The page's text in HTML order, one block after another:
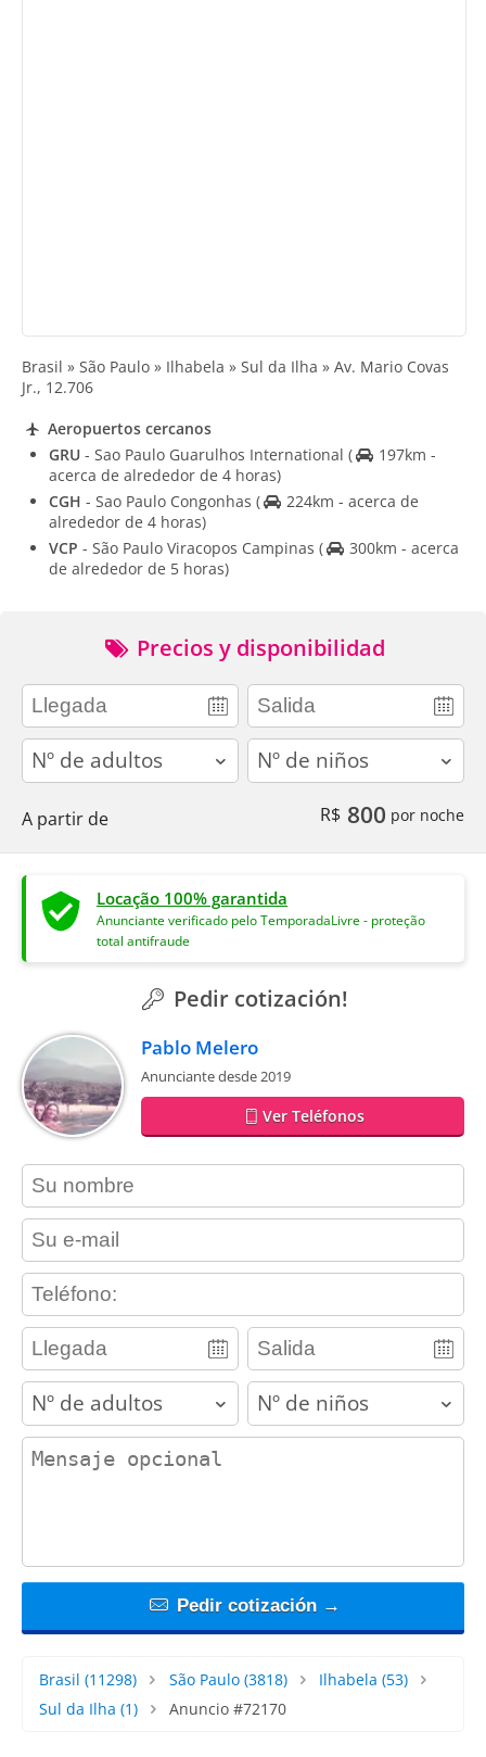
Brasil » São Paulo » Ilhabela » Sul da Ilha » Av. Mario Covas
Jr., 12.706
Aeropuertos cercanos
GRU - Sao Paulo Guarulhos International (
197km -
acerca de alrededor de 4 horas)
CGH - Sao Paulo Congonhas (
224km - acerca de
alrededor de 4 horas)
VCP - São Paulo Viracopos Campinas (
300km - acerca
de alrededor de 5 horas)
Precios y disponibilidad
adults children
A partir de R$ 800 por noche
Locação 100% garantida
Anunciante verificado pelo TemporadaLivre - proteção
total antifraude
Pedir cotización!
Pablo Melero
Anunciante desde 2019
Ver Teléfonos
contact_name
contact_email
contact_phone
adults children
contact_message
Pedir cotización →
Brasil (11298) São Paulo(3818) Ilhabela (53)
Sul da Ilha (1) Anuncio #72170